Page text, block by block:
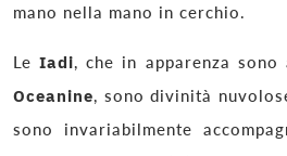
mano nella mano in cerchio.
LeIadi, che in apparenza
Oceanine, sono divinità
sono invariabilmente